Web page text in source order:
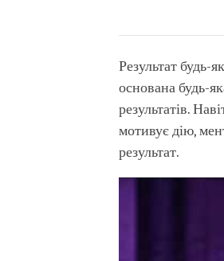
Результат будь-
основана будь-
результатів.
мотивує дію,
результат.